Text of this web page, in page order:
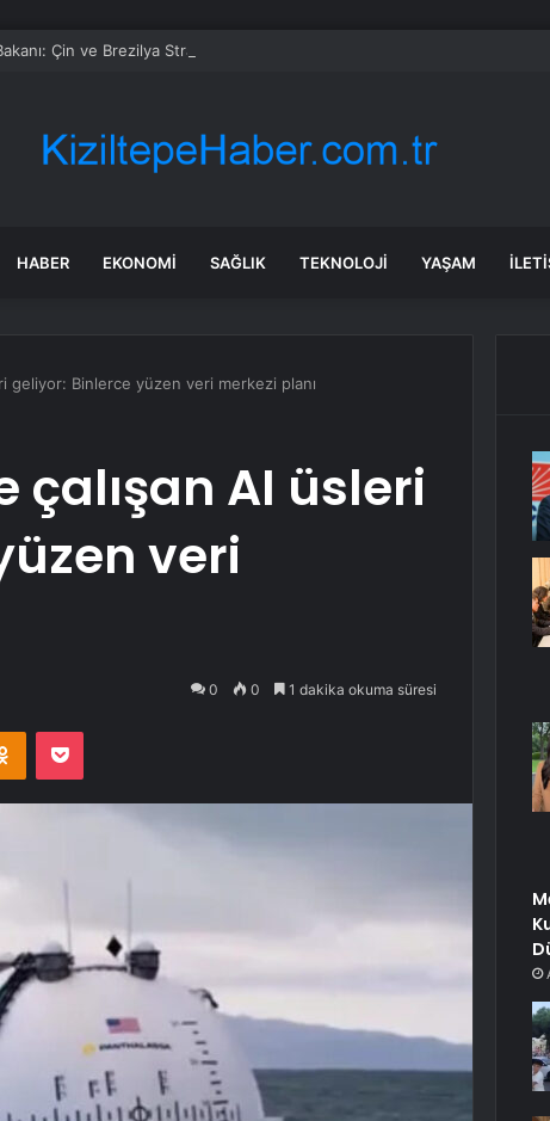
Çin ve Brezilya Stratejik İletişimi Sürdürmeli ve Koordinasyonu
HABER EKONOMI SAĞLIK TEKNOLOJI YAŞAM
geliyor: Binlerce yüzen veri merkezi planı
AI üsleri
veri
0 0 1 dakika okuma süresi
Odnoklassniki
Pocket